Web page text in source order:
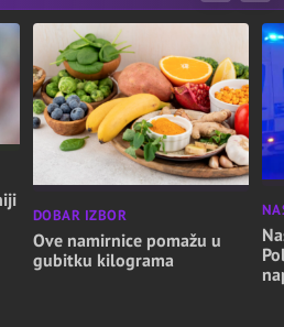
DOBAR IZBOR
Ove namirnice pomažu u
gubitku kilograma